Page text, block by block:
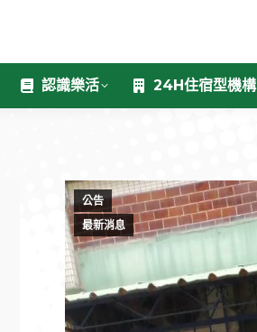
認識樂活 24H住宿型機構
公告
最新消息